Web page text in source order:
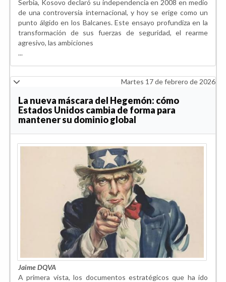
Serbia, Kosovo declaró su independencia en 2008 en medio
de una controversia internacional, y hoy se erige como un
punto álgido en los Balcanes. Este ensayo profundiza en la
transformación de sus fuerzas de seguridad, el rearme
agresivo, las ambiciones
...
Martes 17 de febrero de 2026
La nueva máscara del Hegemón: cómo
Estados Unidos cambia de forma para
mantener su dominio global
Jaime DQVA
A primera vista, los documentos estratégicos que ha ido